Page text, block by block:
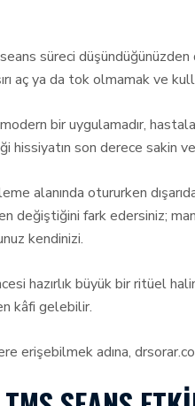
süreci
aç ya da tok olmamak ve
bir uygulamadır,
hissiyatın son derece sakin ve
alanında otururken
değiştiğini fark edersiniz;
kendinizi.
hazırlık büyük bir ritüel
kâfi gelebilir.
erişebilmek adına,